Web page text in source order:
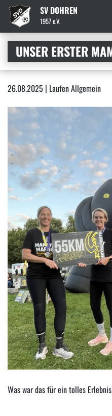
SV DOHREN
1957 e.V.
UNSER ERSTER
26.08.2025 | Laufen Allgemein
Was war das für ein tolles